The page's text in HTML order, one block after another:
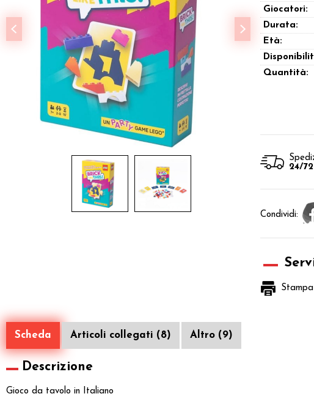
Giocatori:
Durata:
Età:
Quantità:
24/
Condividi:
Stampa
Scheda Articoli collegati (8) Altro (9)
Descrizione
Gioco da tavolo in Italiano